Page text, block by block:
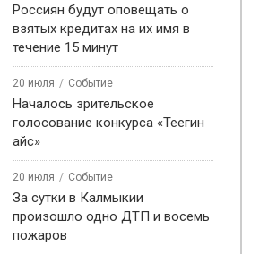
Россиян будут оповещать о
взятых кредитах на их имя в
течение 15 минут
20 июля Событие
Началось зрительское
голосование конкурса «Теегин
айс»
20 июля Событие
За сутки в Калмыкии
произошло одно ДТП и восемь
пожаров